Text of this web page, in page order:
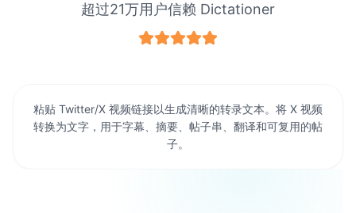
超过21万用户信赖 Dictationer
粘贴 Twitter/X 视频链接以生成清晰的转录文本。将 X 视频
转换为文字，用于字幕、摘要、帖子串、翻译和可复用的帖
子。